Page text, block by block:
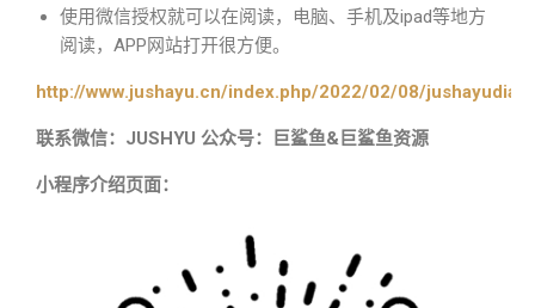
使用微信授权就可以在阅读，电脑、手机及ipad等地方
阅读，APP网站打开很方便。
http://www.jushayu.cn/index.php/2022/02/08/
联系微信：JUSHYU 公众号：巨鲨鱼&巨鲨鱼资源
小程序介绍页面：